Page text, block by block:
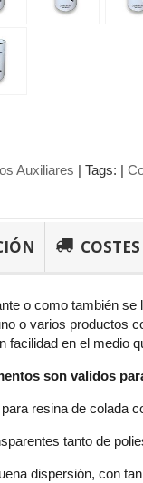
Auxiliares | Tags: |
o como también
o varios productos
facilidad en el medio
son validos
resina de colada
tanto de
dispersión, con